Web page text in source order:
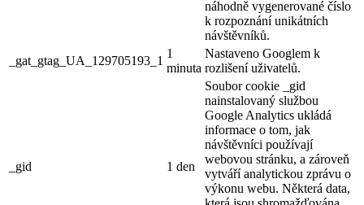
náhodně vygenerované číslo
k rozpoznání unikátních
návštěvníků.
_gat_gtag_UA_129705193_1
1
minuta
Nastaveno Googlem k
rozlišení uživatelů.
_gid 1 den
Soubor cookie _gid
nainstalovaný službou
Google Analytics ukládá
informace o tom, jak
návštěvníci používají
webovou stránku, a zároveň
vytváří analytickou zprávu o
výkonu webu. Některá data,